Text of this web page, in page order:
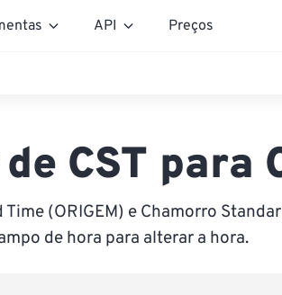
API Preços
CST para
(ORIGEM) e Chamorro
de hora para alterar a hora.